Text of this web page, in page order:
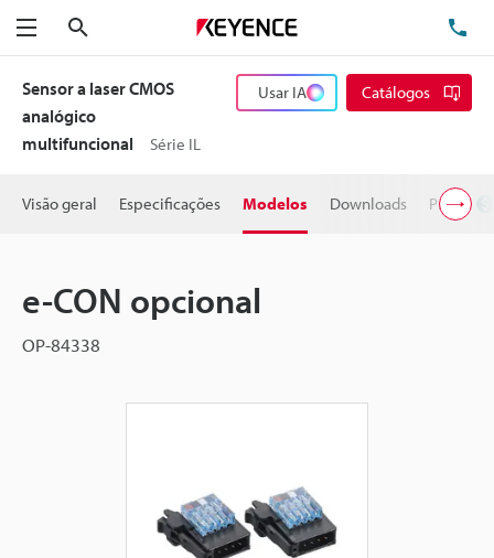
Menu
Sensor a laser CMOS
analógico
multifuncional
Série IL
Usar IA Catálogos
Visão geral Especificações Modelos Downloads Preço
e-CON opcional
OP-84338